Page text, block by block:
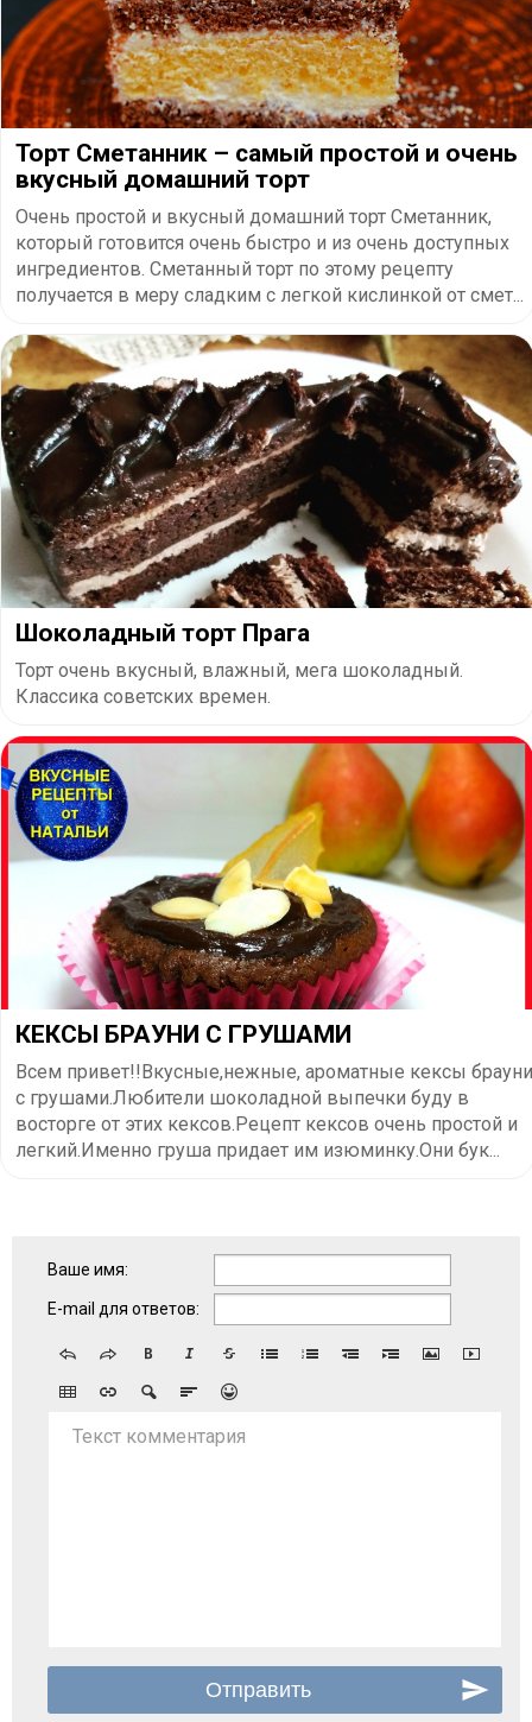
Торт Сметанник – самый простой и очень
вкусный домашний торт
Очень простой и вкусный домашний торт Сметанник,
который готовится очень быстро и из очень доступных
ингредиентов. Сметанный торт по этому рецепту
получается в меру сладким с легкой кислинкой от смет...
Шоколадный торт Прага
Торт очень вкусный, влажный, мега шоколадный.
Классика советских времен.
КЕКСЫ БРАУНИ С ГРУШАМИ
Всем привет!!Вкусные,нежные, ароматные кексы брауни
с грушами.Любители шоколадной выпечки буду в
восторге от этих кексов.Рецепт кексов очень простой и
легкий.Именно груша придает им изюминку.Они бук...
Ваше имя:
E-mail для ответов:
Текст комментария